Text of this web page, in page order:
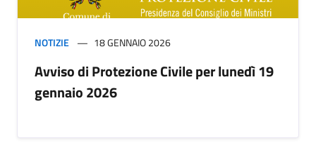
NOTIZIE 18 GENNAIO 2026
Avviso di Protezione Civile per lunedì 19
gennaio 2026